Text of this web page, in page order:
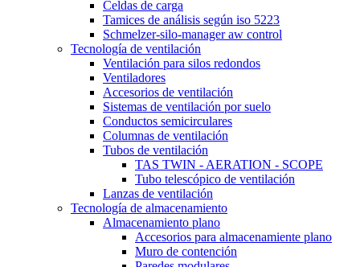
Celdas de carga
Tamices de análisis según iso 5223
Schmelzer-silo-manager aw control
Tecnología de ventilación
Ventilación para silos redondos
Ventiladores
Accesorios de ventilación
Sistemas de ventilación por suelo
Conductos semicirculares
Columnas de ventilación
Tubos de ventilación
TAS TWIN - AERATION - SCOPE
Tubo telescópico de ventilación
Lanzas de ventilación
Tecnología de almacenamiento
Almacenamiento plano
Accesorios para almacenamiente plano
Muro de contención